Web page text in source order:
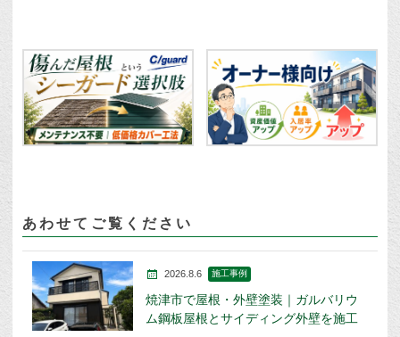
あわせてご覧ください
2026.8.6 施工事例
焼津市で屋根・外壁塗装｜ガルバリウ
ム鋼板屋根とサイディング外壁を施工